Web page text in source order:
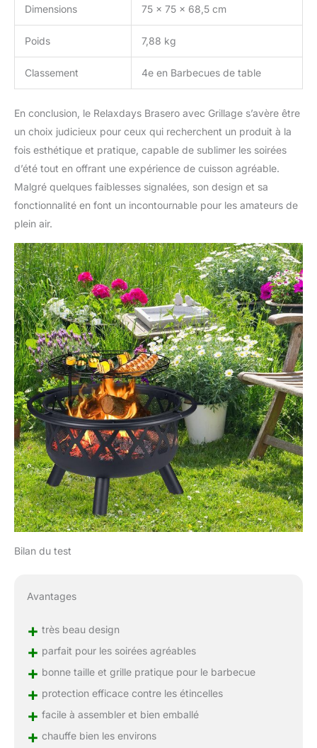
Dimensions 75 x 75 x 68,5 cm
Poids 7,88 kg
Classement 4e en Barbecues de table
En conclusion, le Relaxdays Brasero avec Grillage s’avère être
un choix judicieux pour ceux qui recherchent un produit à la
fois esthétique et pratique, capable de sublimer les soirées
d’été tout en offrant une expérience de cuisson agréable.
Malgré quelques faiblesses signalées, son design et sa
fonctionnalité en font un incontournable pour les amateurs de
plein air.
Bilan du test
Avantages
+ très beau design
+ parfait pour les soirées agréables
+ bonne taille et grille pratique pour le barbecue
+ protection efficace contre les étincelles
+ facile à assembler et bien emballé
+ chauffe bien les environs